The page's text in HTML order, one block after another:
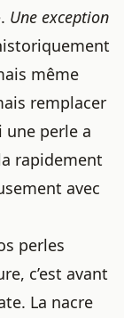
Une exception
même
remplacer
une perle a
rapidement
avec
perles
c’est avant
La nacre